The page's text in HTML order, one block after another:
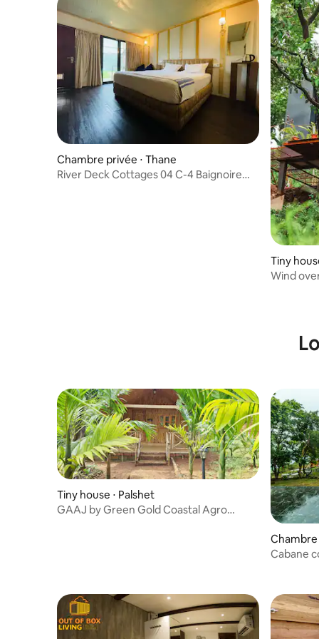
Chambre privée ⋅ Thane
River Deck Cottages 04 C-4 Baignoire
Tiny
Wind
Tiny house ⋅ Palshet
GAAJ by Green Gold Coastal Agro
Chambre
Cabane